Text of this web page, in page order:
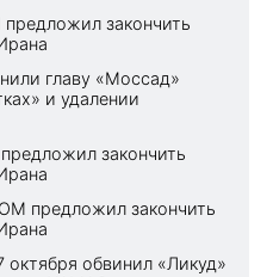
предложил закончить
главу «Моссад»
и удалении
закончить
предложил закончить
обвинил «Ликуд»